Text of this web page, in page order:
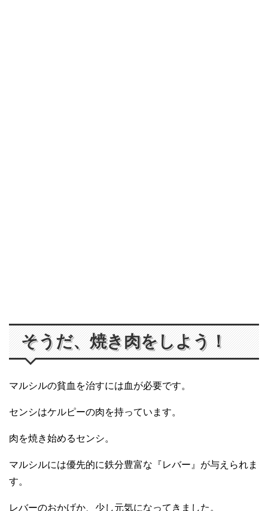
そうだ、焼き肉をしよう！
マルシルの貧血を治すには血が必要です。
センシはケルピーの肉を持っています。
肉を焼き始めるセンシ。
マルシルには優先的に鉄分豊富な『レバー』が与えられま
す。
レバーのおかげか、少し元気になってきました。